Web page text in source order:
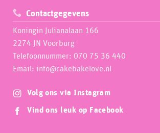
Contactgegevens
Koningin Julianalaan 166
2274 JN Voorburg
Telefoonnummer: 070 75 36 440
Email: info@cakebakelove.nl
Volg ons via Instagram
Vind ons leuk op Facebook